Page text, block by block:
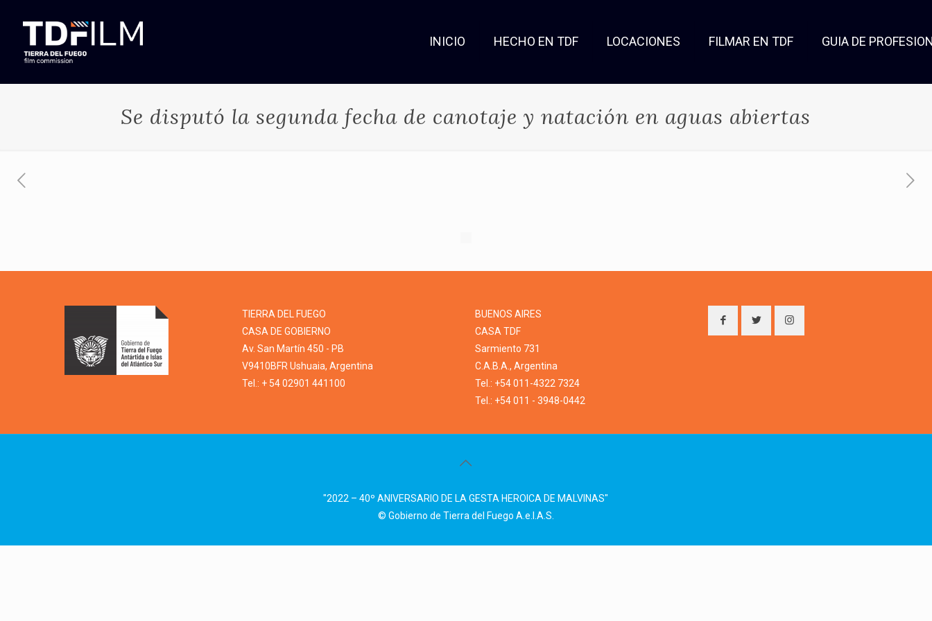
INICIO HECHO EN TDF LOCACIONES FILMAR EN TDF GUIA DE
Se disputó la segunda fecha de canotaje y natación en aguas abiertas
TIERRA DEL FUEGO
CASA DE GOBIERNO
Av. San Martín 450 - PB
V9410BFR Ushuaia, Argentina
Tel.: + 54 02901 441100
BUENOS AIRES
CASA TDF
Sarmiento 731
C.A.B.A., Argentina
Tel.: +54 011-4322 7324
Tel.: +54 011 - 3948-0442
"2022 – 40º ANIVERSARIO DE LA GESTA HEROICA DE MALVINAS"
© Gobierno de Tierra del Fuego A.e.I.A.S.